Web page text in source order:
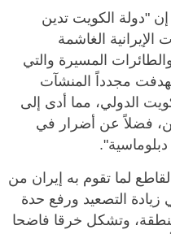
"دولة الكويت تدين
الإيرانية الغاشمة
المسيرة والتي
مجدداً المنشآت
الدولي، مما أدى إلى
فضلاً عن أضرار في
دبلوماسية".
لما تقوم به إيران من
التصعيد ورفع حدة
وتشكل خرقا فاضحا